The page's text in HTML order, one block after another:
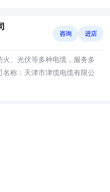
咨询 进店
、光伏等多种电缆，服务多
称：天津市津缆电缆有限公